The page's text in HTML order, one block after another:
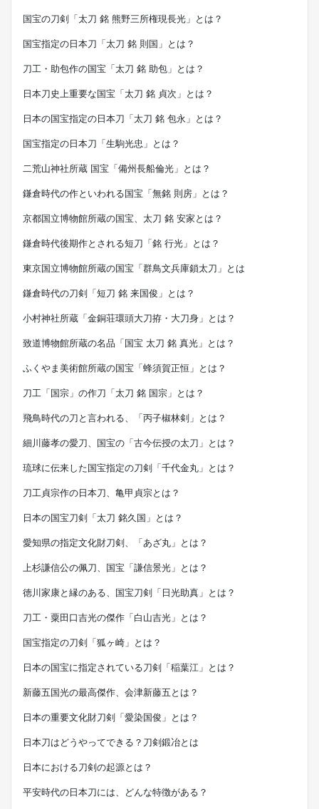
国宝の刀剣「太刀 銘 熊野三所権現長光」とは？
国宝指定の日本刀「太刀 銘 則国」とは？
刀工・助包作の国宝「太刀 銘 助包」とは？
日本刀史上重要な国宝「太刀 銘 貞次」とは？
日本の国宝指定の日本刀「太刀 銘 包永」とは？
国宝指定の日本刀「生駒光忠」とは？
二荒山神社所蔵 国宝「備州長船倫光」とは？
鎌倉時代の作といわれる国宝「無銘 則房」とは？
京都国立博物館所蔵の国宝、太刀 銘 安家とは？
鎌倉時代後期作とされる短刀「銘 行光」とは？
東京国立博物館所蔵の国宝「群鳥文兵庫鎖太刀」とは
鎌倉時代の刀剣「短刀 銘 来国俊」とは？
小村神社所蔵「金銅荘環頭大刀拵・大刀身」とは？
致道博物館所蔵の名品「国宝 太刀 銘 真光」とは？
ふくやま美術館所蔵の国宝「蜂須賀正恒」とは？
刀工「国宗」の作刀「太刀 銘 国宗」とは？
飛鳥時代の刀と言われる、「丙子椒林剣」とは？
細川藤孝の愛刀、国宝の「古今伝授の太刀」とは？
琉球に伝来した国宝指定の刀剣「千代金丸」とは？
刀工貞宗作の日本刀、亀甲貞宗とは？
日本の国宝刀剣「太刀 銘久国」とは？
愛知県の指定文化財刀剣、「あざ丸」とは？
上杉謙信公の佩刀、国宝「謙信景光」とは？
徳川家康と縁のある、国宝刀剣「日光助真」とは？
刀工・粟田口吉光の傑作「白山吉光」とは？
国宝指定の刀剣「狐ヶ崎」とは？
日本の国宝に指定されている刀剣「稲葉江」とは？
新藤五国光の最高傑作、会津新藤五とは？
日本の重要文化財刀剣「愛染国俊」とは？
日本刀はどうやってできる？刀剣鍛冶とは
日本における刀剣の起源とは？
平安時代の日本刀には、どんな特徴がある？